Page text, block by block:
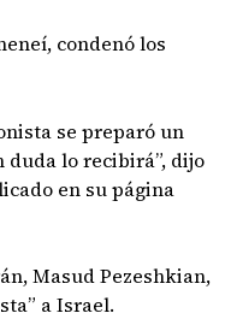
condenó los
se preparó un
duda lo recibirá”, dijo
en su página
Masud Pezeshkian,
a Israel.